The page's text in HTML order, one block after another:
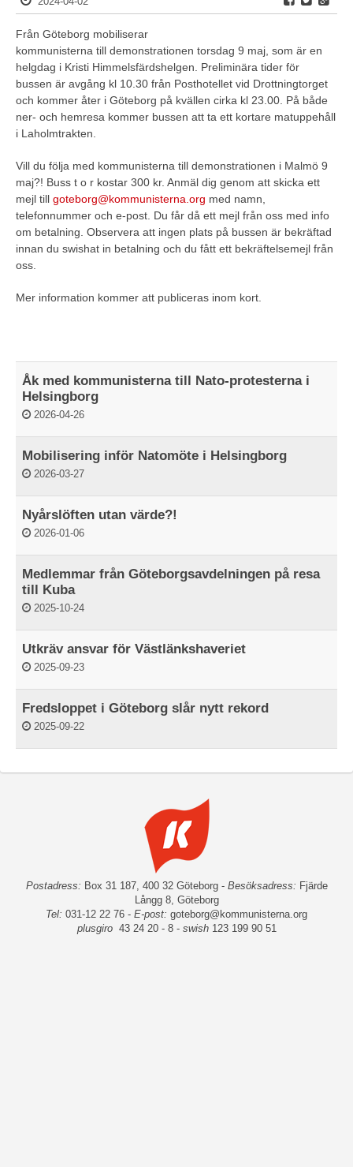
Från Göteborg mobiliserar
kommunisterna till demonstrationen torsdag 9 maj, som är en
helgdag i Kristi Himmelsfärdshelgen. Preliminära tider för
bussen är avgång kl 10.30 från Posthotellet vid Drottningtorget
och kommer åter i Göteborg på kvällen cirka kl 23.00. På både
ner- och hemresa kommer bussen att ta ett kortare matuppehåll
i Laholmtrakten.
Vill du följa med kommunisterna till demonstrationen i Malmö 9
maj?! Buss t o r kostar 300 kr. Anmäl dig genom att skicka ett
mejl till goteborg@kommunisterna.org med namn,
telefonnummer och e-post. Du får då ett mejl från oss med info
om betalning. Observera att ingen plats på bussen är bekräftad
innan du swishat in betalning och du fått ett bekräftelsemejl från
oss.
Mer information kommer att publiceras inom kort.
Åk med kommunisterna till Nato-protesterna i
Helsingborg
2026-04-26
Mobilisering inför Natomöte i Helsingborg
2026-03-27
Nyårslöften utan värde?!
2026-01-06
Medlemmar från Göteborgsavdelningen på resa
till Kuba
2025-10-24
Utkräv ansvar för Västlänkshaveriet
2025-09-23
Fredsloppet i Göteborg slår nytt rekord
2025-09-22
Postadress: Box 31 187, 400 32 Göteborg - Besöksadress: Fjärde
Långg 8, Göteborg
Tel: 031-12 22 76 - E-post: goteborg@kommunisterna.org
plusgiro43 24 20 - 8 - swish123 199 90 51